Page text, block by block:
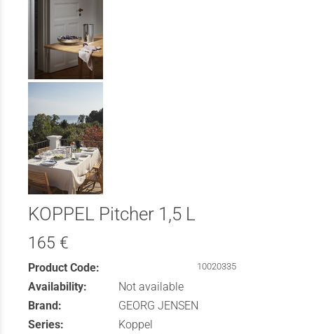
KOPPEL Pitcher 1,5 L
165 €
Product Code: 10020335
Availability:
Not available
Brand:
GEORG JENSEN
Series:
Koppel